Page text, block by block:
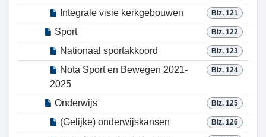
Blz. 121
Integrale visie kerkgebouwen
Blz. 122
Sport
Blz. 123
Nationaal sportakkoord
Blz. 124
Nota Sport en Bewegen 2021-
2025
Blz. 125
Onderwijs
Blz. 126
(Gelijke) onderwijskansen